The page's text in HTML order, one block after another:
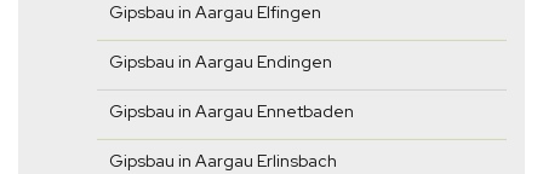
Gipsbau in Aargau Elfingen
Gipsbau in Aargau Endingen
Gipsbau in Aargau Ennetbaden
Gipsbau in Aargau Erlinsbach